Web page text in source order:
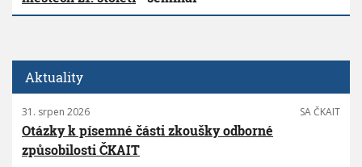
Aktuality
31. srpen 2026 SA ČKAIT
Otázky k písemné části zkoušky odborné
způsobilosti ČKAIT